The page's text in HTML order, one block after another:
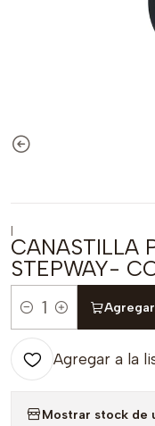
|
CANASTILLA
STEPWAY-
Cantidad
Agregar a la
Mostrar stock de